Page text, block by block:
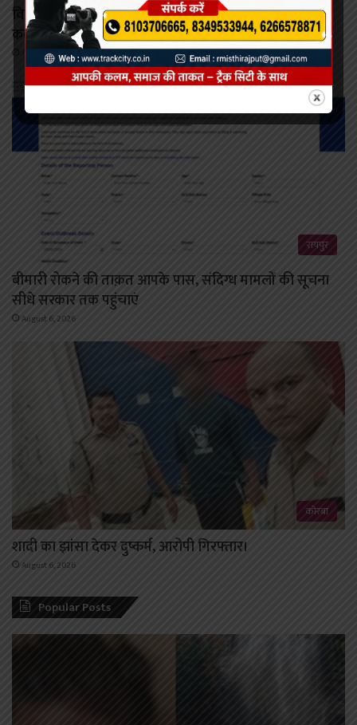
विकसित छत्तीसगढ़ की मजबूत नींव के लिए पोषण एवं बाल
कल्याण पर राज्य नीति आयोग–यूनिसेफ का मंथन
August 6, 2026
रायपुर
बीमारी रोकने की ताक़त आपके पास, संदिग्ध मामलों की सूचना
सीधे सरकार तक पहुंचाएं
August 6, 2026
कोरबा
शादी का झांसा देकर दुष्कर्म, आरोपी गिरफ्तार।
August 6, 2026
Popular Posts